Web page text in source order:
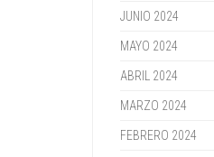
JUNIO 2024
MAYO 2024
ABRIL 2024
MARZO 2024
FEBRERO 2024